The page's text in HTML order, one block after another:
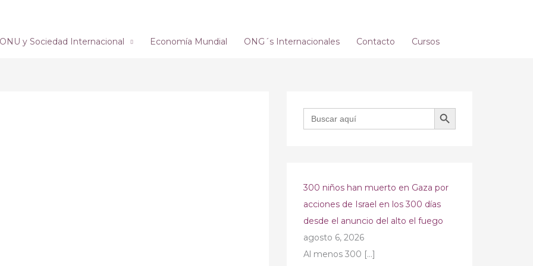
ONU y Sociedad Internacional Economía Mundial ONG´s Internacionales Contacto Cursos
Buscar: BOTÓN DE BÚSQUEDA
300 niños han muerto en Gaza por
acciones de Israel en los 300 días
desde el anuncio del alto el fuego
agosto 6, 2026
Al menos 300 […]